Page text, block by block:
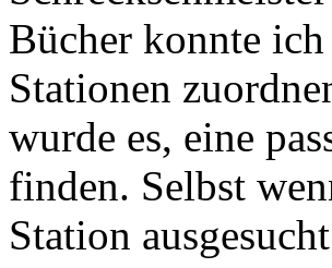
Bücher konnte
Stationen
wurde es, eine
finden. Selbst
Station